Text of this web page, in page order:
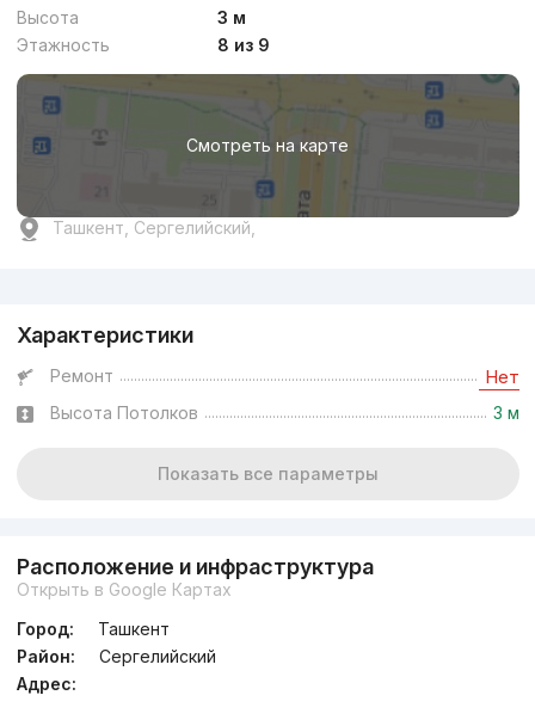
Высота
3 м
Этажность
8 из 9
Смотреть на карте
Ташкент, Сергелийский,
Характеристики
Ремонт Нет
Высота Потолков 3 м
Показать все параметры
Расположение и инфраструктура
Открыть в Google Картах
Город:
Ташкент
Район:
Сергелийский
Адрес: